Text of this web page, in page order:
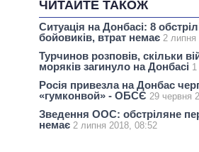
ЧИТАЙТЕ ТАКОЖ
Ситуація на Донбасі: 8
бойовиків, втрат немає 2 липня
Турчинов розповів, скільки
моряків загинуло на Донбасі
Росія привезла на Донбас
«гумконвой» - ОБСЄ 29 червня
Зведення ООС: обстріляне
немає 2 липня 2018, 08:52